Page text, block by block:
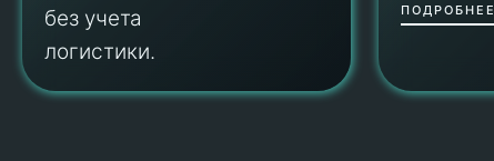
без учета
логистики.
ПОДРОБНЕЕ